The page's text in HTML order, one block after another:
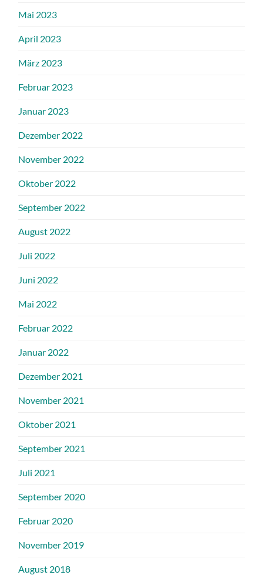
Mai 2023
April 2023
März 2023
Februar 2023
Januar 2023
Dezember 2022
November 2022
Oktober 2022
September 2022
August 2022
Juli 2022
Juni 2022
Mai 2022
Februar 2022
Januar 2022
Dezember 2021
November 2021
Oktober 2021
September 2021
Juli 2021
September 2020
Februar 2020
November 2019
August 2018